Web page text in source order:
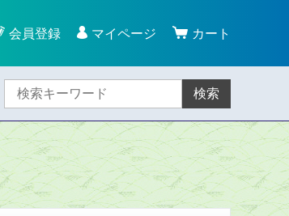
会員登録 マイページ カート
検索